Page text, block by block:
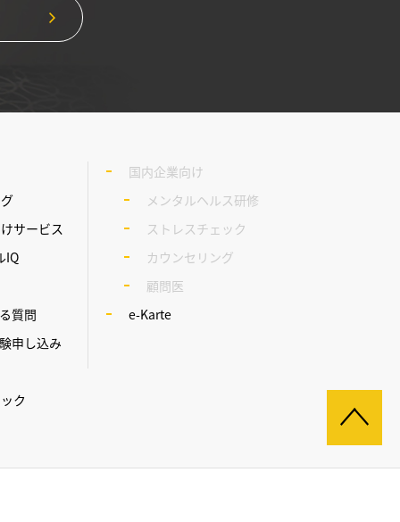
サービス
IQ
質問
申し込み
ク
国内企業向け
メンタルヘルス研修
ストレスチェック
カウンセリング
顧問医
e-Karte